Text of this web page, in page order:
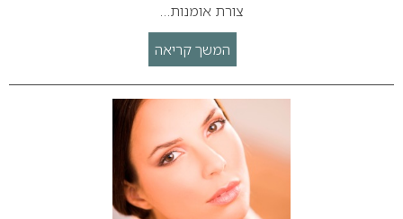
צורת אומנות…
המשך קריאה